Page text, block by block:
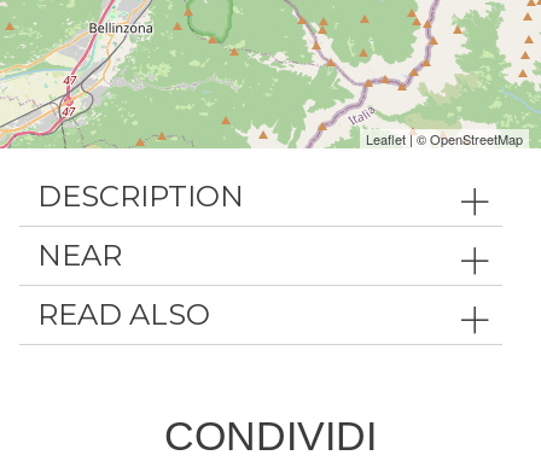
DESCRIPTION
NEAR
READ ALSO
Leaflet| ©OpenStreetMap
CONDIVIDI